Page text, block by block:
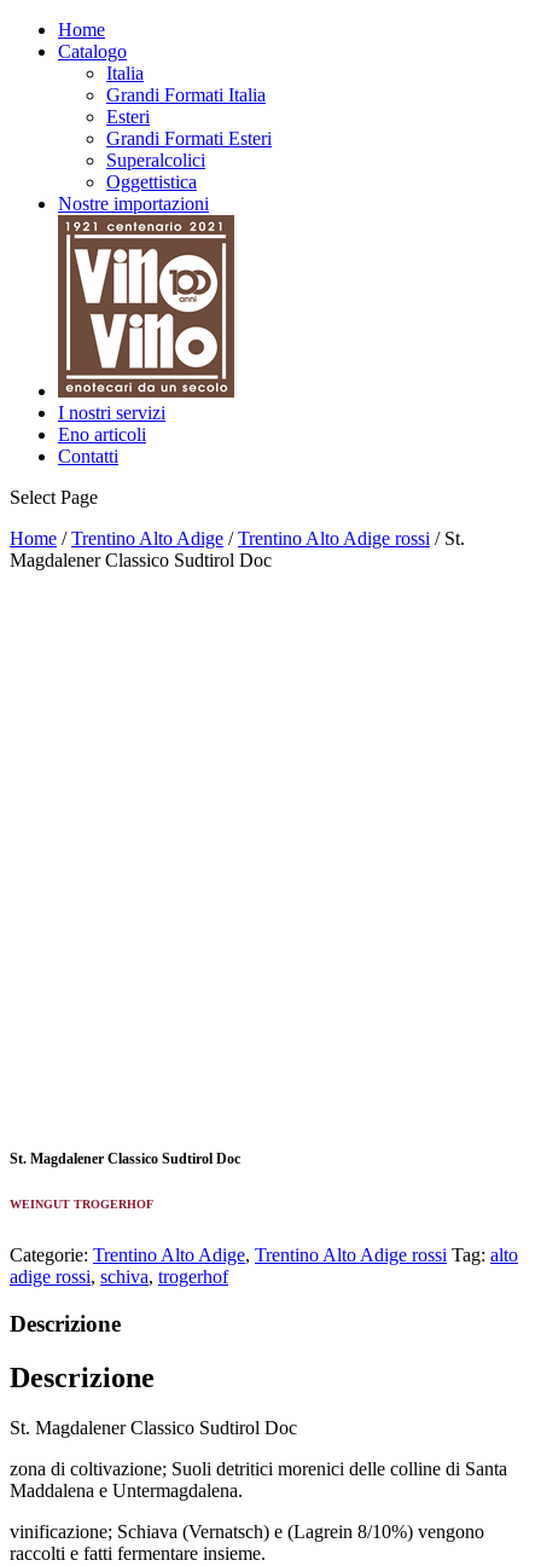
Home
Catalogo
Italia
Grandi Formati Italia
Esteri
Grandi Formati Esteri
Superalcolici
Oggettistica
Nostre importazioni
I nostri servizi
Eno articoli
Contatti
Select Page
Home /Trentino Alto Adige /Trentino Alto Adige rossi / St.
Magdalener Classico Sudtirol Doc
St. Magdalener Classico Sudtirol Doc
WEINGUT TROGERHOF
Categorie: Trentino Alto Adige, Trentino Alto Adige rossi Tag: alto
adige rossi, schiva, trogerhof
Descrizione
Descrizione
St. Magdalener Classico Sudtirol Doc
zona di coltivazione; Suoli detritici morenici delle colline di Santa
Maddalena e Untermagdalena.
vinificazione; Schiava (Vernatsch) e (Lagrein 8/10%) vengono
raccolti e fatti fermentare insieme.